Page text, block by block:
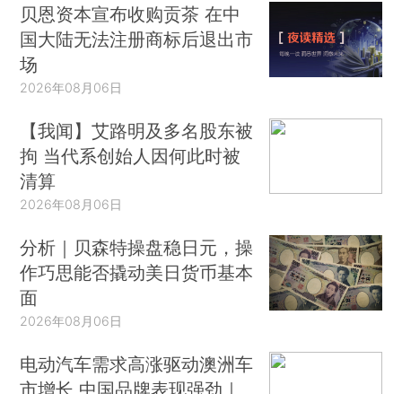
贝恩资本宣布收购贡茶 在中
国大陆无法注册商标后退出市
场
2026年08月06日
【我闻】艾路明及多名股东被
拘 当代系创始人因何此时被
清算
2026年08月06日
分析｜贝森特操盘稳日元，操
作巧思能否撬动美日货币基本
面
2026年08月06日
电动汽车需求高涨驱动澳洲车
市增长 中国品牌表现强劲｜